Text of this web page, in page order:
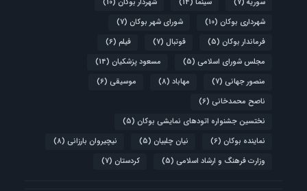
سوریه (7) سینما (14) شهردار بوکان (10)
شهرداری بوکان (10) شورای شهر بوکان (7)
فرماندار بوکان (5) فوتبال (7) فیلم (6)
مجلس شورای اسلامی (5) مسعود پزشکیان (14)
منصور جهانی (7) مهاباد (8) موسیقی (6)
ناصح محمدخانی (6)
نختسین جشنواره اتودهای نمایشی بوکان (5)
نماینده بوکان (6) نیان چلبیان (5) نیچیروان بارزانی (8)
وزارت فرهنگ و ارشاد اسلامی (5) کردستان (7)